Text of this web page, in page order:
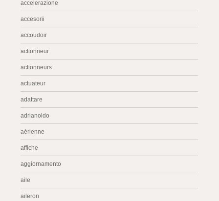
accelerazione
accesorii
accoudoir
actionneur
actionneurs
actuateur
adattare
adrianoldo
aérienne
affiche
aggiornamento
aile
aileron